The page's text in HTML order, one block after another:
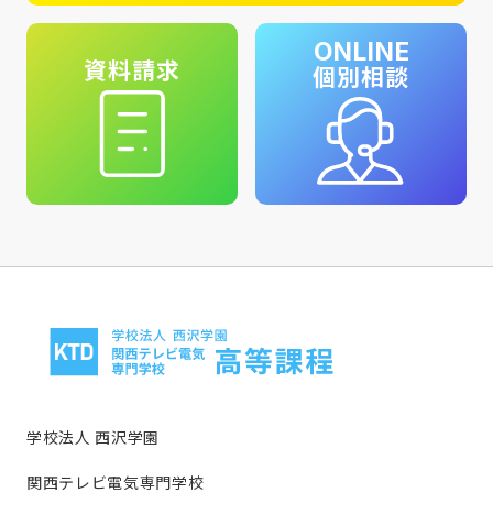
資料請求
ONLINE
個別相談
学校法人 西沢学園
関西テレビ電気専門学校